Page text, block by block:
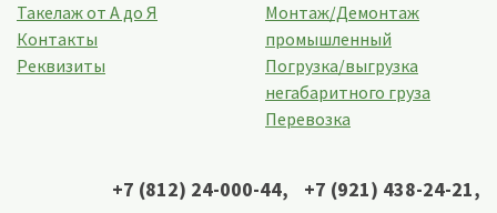
Такелаж от А до Я
Контакты
Реквизиты
Монтаж/Демонтаж
промышленный
Погрузка/выгрузка
негабаритного груза
Перевозка
+7 (812) 24-000-44, +7 (921) 438-24-21,